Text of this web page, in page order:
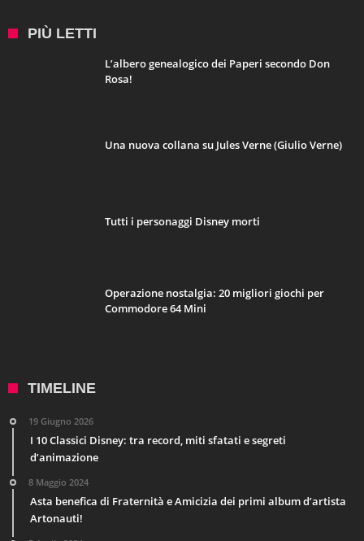
PIÙ LETTI
L’albero genealogico dei Paperi secondo Don
Rosa!
Una nuova collana su Jules Verne (Giulio Verne)
Tutti i personaggi Disney morti
Operazione nostalgia: 20 migliori giochi per
Commodore 64 Mini
TIMELINE
19 Giugno 2026
I 10 Classici Disney: tra record, miti sfatati e segreti
d’animazione
8 Maggio 2024
Asta benefica di Fraternità e Amicizia dei primi album d’artista
Artonauti!